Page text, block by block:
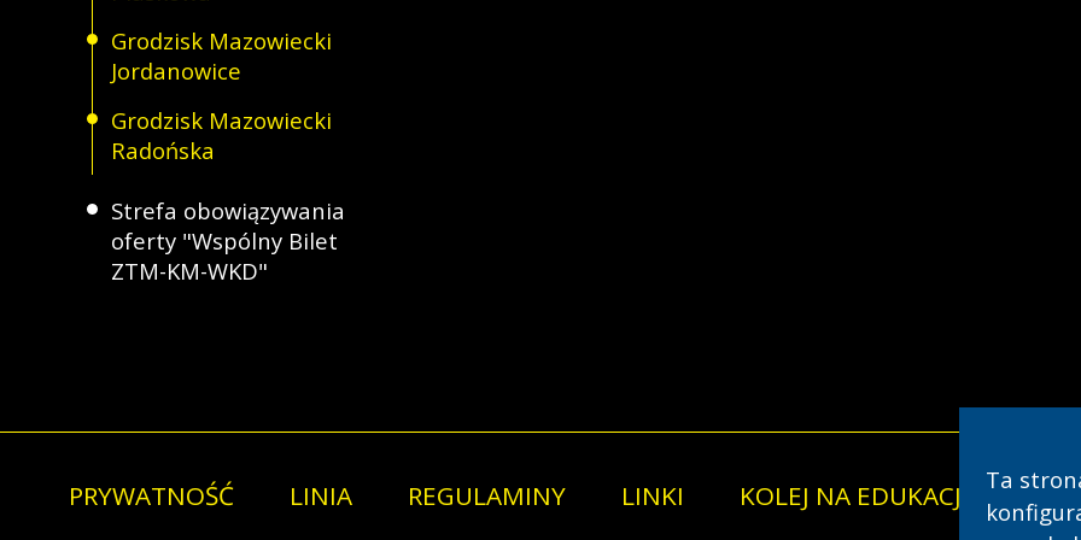
Grodzisk Mazowiecki
Jordanowice
Grodzisk Mazowiecki
Radońska
Strefa obowiązywania
oferty "Wspólny Bilet
ZTM-KM-WKD"
PRYWATNOŚĆ LINIA REGULAMINY LINKI KOLEJ NA EDUKACJĘ
Ta